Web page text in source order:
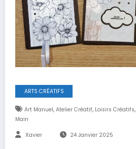
ARTS CRÉATIFS
Art Manuel, Atelier Créatif, Loisirs Créatifs,
Main
Xavier 24 Janvier 2025